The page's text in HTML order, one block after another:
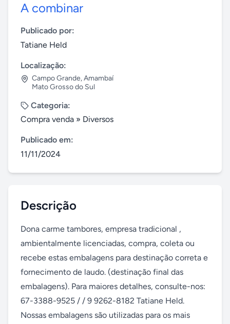
A combinar
Publicado por:
Tatiane Held
Localização:
Campo Grande,Amambaí
Mato Grosso do Sul
Categoria:
Compra venda » Diversos
Publicado em:
11/11/2024
Descrição
Dona carme tambores, empresa tradicional ,
ambientalmente licenciadas, compra, coleta ou
recebe estas embalagens para destinação correta e
fornecimento de laudo. (destinação final das
embalagens). Para maiores detalhes, consulte-nos:
67-3388-9525 / / 9 9262-8182 Tatiane Held.
Nossas embalagens são utilizadas para os mais